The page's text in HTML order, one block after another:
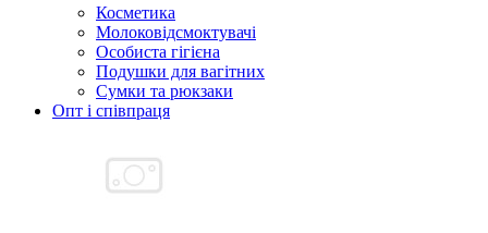
Косметика
Молоковідсмоктувачі
Особиста гігієна
Подушки для вагітних
Сумки та рюкзаки
Опт і співпраця